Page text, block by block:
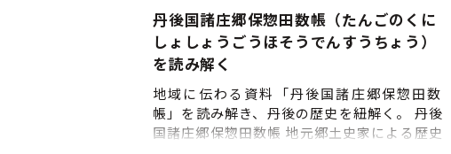
丹後国諸庄郷保惣田数帳（たんごのくに
しょしょうごうほそうでんすうちょう）
を読み解く
地域に伝わる資料「丹後国諸庄郷保惣田数
帳」を読み解き、丹後の歴史を紐解く。 丹後
国諸庄郷保惣田数帳 地元郷土史家による歴史